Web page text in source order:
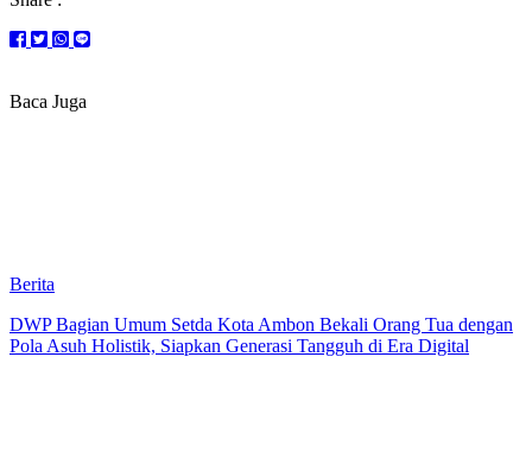
Baca Juga
Berita
DWP Bagian Umum Setda Kota Ambon Bekali Orang Tua dengan
Pola Asuh Holistik, Siapkan Generasi Tangguh di Era Digital